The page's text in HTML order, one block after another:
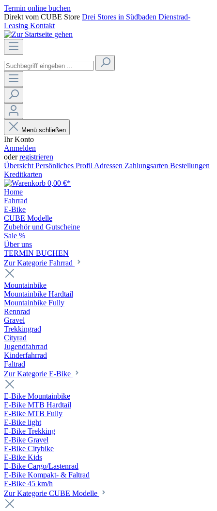
Termin online buchen
Direkt vom CUBE Store Drei Stores in Südbaden Dienstrad-
Leasing Kontakt
Menü schließen
Ihr Konto
Anmelden
oderregistrieren
Übersicht Persönliches Profil Adressen Zahlungsarten Bestellungen
Kreditkarten
0,00 €*
Home
Fahrrad
E-Bike
CUBE Modelle
Zubehör und Gutscheine
Sale %
Über uns
TERMIN BUCHEN
Zur Kategorie Fahrrad
Mountainbike
Mountainbike Hardtail
Mountainbike Fully
Rennrad
Gravel
Trekkingrad
Cityrad
Jugendfahrrad
Kinderfahrrad
Faltrad
Zur Kategorie E-Bike
E-Bike Mountainbike
E-Bike MTB Hardtail
E-Bike MTB Fully
E-Bike light
E-Bike Trekking
E-Bike Gravel
E-Bike Citybike
E-Bike Kids
E-Bike Cargo/Lastenrad
E-Bike Kompakt- & Faltrad
E-Bike 45 km/h
Zur Kategorie CUBE Modelle